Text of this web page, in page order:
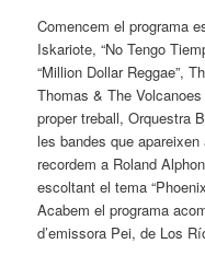
Comencem el programa
Iskariote, “No Tengo
“Million Dollar Reggae”,
Thomas & The
proper treball, Orquestra
les bandes que apareixen
recordem a Roland
escoltant el tema
Acabem el programa
d’emissora Pei, de Los